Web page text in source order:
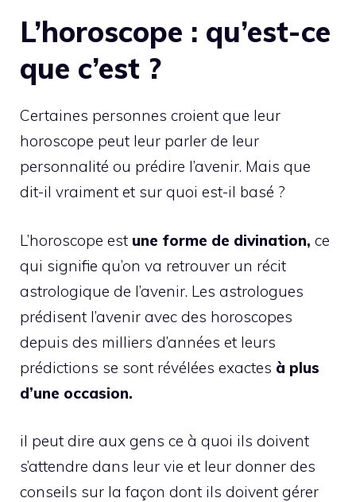
L’horoscope : qu’est-ce
que c’est ?
Certaines personnes croient que leur
horoscope peut leur parler de leur
personnalité ou prédire l’avenir. Mais que
dit-il vraiment et sur quoi est-il basé ?
L’horoscope est une forme de divination, ce
qui signifie qu’on va retrouver un récit
astrologique de l’avenir. Les astrologues
prédisent l’avenir avec des horoscopes
depuis des milliers d’années et leurs
prédictions se sont révélées exactes à plus
d’une occasion.
il peut dire aux gens ce à quoi ils doivent
s’attendre dans leur vie et leur donner des
conseils sur la façon dont ils doivent gérer